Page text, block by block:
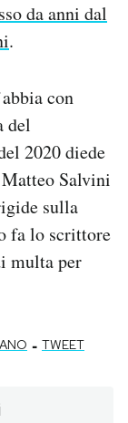
da anni dal
.
con
del
2020 diede
Salvini
sulla
fa lo scrittore
multa per
- TWEET